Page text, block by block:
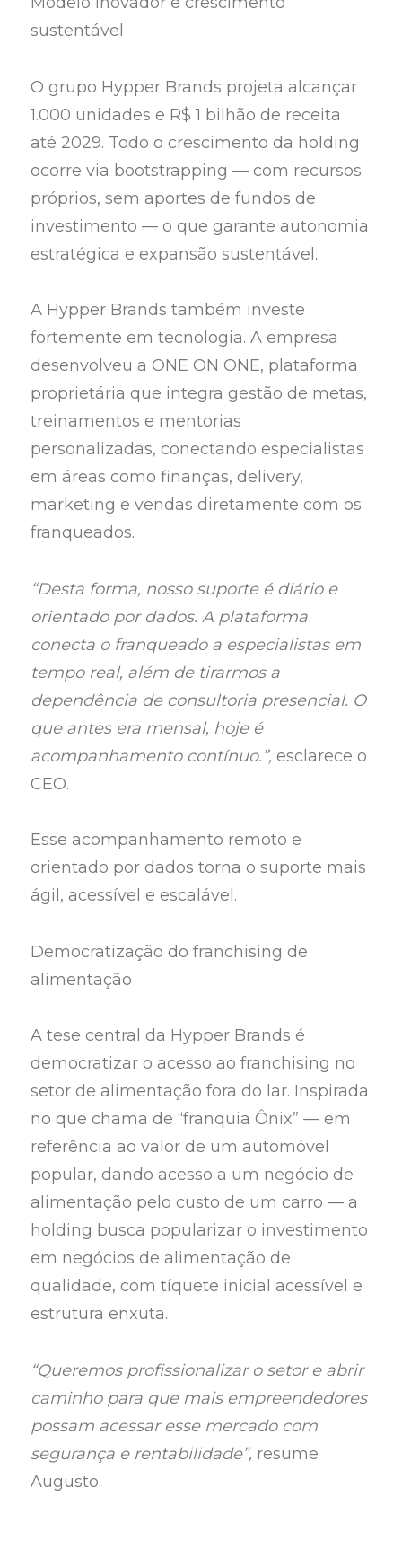
sustentável
O grupo Hypper Brands projeta alcançar
1.000 unidades e R$ 1 bilhão de receita
até 2029. Todo o crescimento da holding
ocorre via bootstrapping — com recursos
próprios, sem aportes de fundos de
investimento — o que garante autonomia
estratégica e expansão sustentável.
A Hypper Brands também investe
fortemente em tecnologia. A empresa
desenvolveu a ONE ON ONE, plataforma
proprietária que integra gestão de metas,
treinamentos e mentorias
personalizadas, conectando especialistas
em áreas como finanças, delivery,
marketing e vendas diretamente com os
franqueados.
“Desta forma, nosso suporte é diário e
orientado por dados. A plataforma
conecta o franqueado a especialistas em
tempo real, além de tirarmos a
dependência de consultoria presencial. O
que antes era mensal, hoje é
acompanhamento contínuo.”, esclarece o
CEO.
Esse acompanhamento remoto e
orientado por dados torna o suporte mais
ágil, acessível e escalável.
Democratização do franchising de
alimentação
A tese central da Hypper Brands é
democratizar o acesso ao franchising no
setor de alimentação fora do lar. Inspirada
no que chama de “franquia Ônix” — em
referência ao valor de um automóvel
popular, dando acesso a um negócio de
alimentação pelo custo de um carro — a
holding busca popularizar o investimento
em negócios de alimentação de
qualidade, com tíquete inicial acessível e
estrutura enxuta.
“Queremos profissionalizar o setor e abrir
caminho para que mais empreendedores
possam acessar esse mercado com
segurança e rentabilidade”, resume
Augusto.